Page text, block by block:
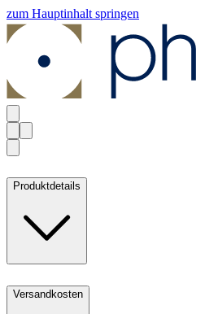
zum Hauptinhalt springen
Produktdetails
Versandkosten